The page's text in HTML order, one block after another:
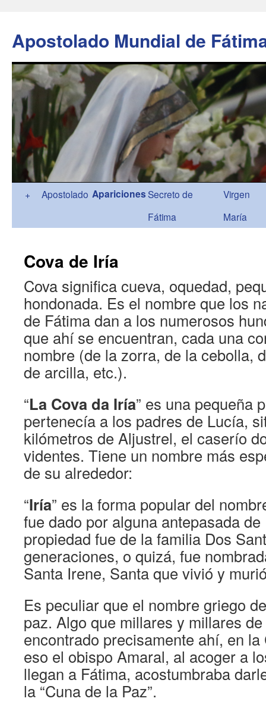
Apostolado Mundial de
+ Apostolado AparicionesSecreto de
Fátima
Virgen
María
Cova de Iría
Cova significa cueva, oquedad,
hondonada. Es el nombre que los
de Fátima dan a los numerosos
que ahí se encuentran, cada una
nombre (de la zorra, de la cebolla,
de arcilla, etc.).
“La Cova da Iría” es una pequeña
pertenecía a los padres de Lucía,
kilómetros de Aljustrel, el caserío
videntes. Tiene un nombre más
de su alrededor:
“Iría” es la forma popular del
fue dado por alguna antepasada
propiedad fue de la familia Dos
generaciones, o quizá, fue
Santa Irene, Santa que vivió y
Es peculiar que el nombre griego
paz. Algo que millares y millares
encontrado precisamente ahí, en la
eso el obispo Amaral, al acoger a
llegan a Fátima, acostumbraba
la “Cuna de la Paz”.